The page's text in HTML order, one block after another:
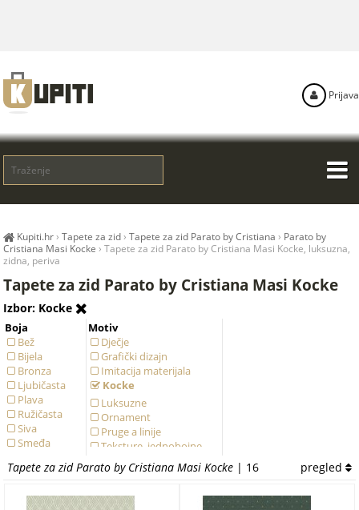
Kupiti.hr›Tapete za zid ›Tapete za zid Parato by Cristiana › Parato by
Cristiana Masi Kocke ›Tapete za zid Parato by Cristiana Masi Kocke, luksuzna,
zidna, periva
Tapete za zid Parato by Cristiana Masi Kocke
Izbor: Kocke
Boja
Bež
Bijela
Bronza
Ljubičasta
Plava
Ružičasta
Siva
Smeđa
Zlatna
Motiv
Dječje
Grafički dizajn
Imitacija materijala
Kocke
Luksuzne
Ornament
Pruge a linije
Teksture, jednobojne
Tapete za zid Parato by Cristiana Masi Kocke | 16 pregled
Prijava